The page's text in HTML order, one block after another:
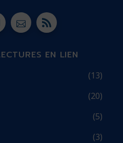
EN LIEN
(13)
(20)
(5)
(3)